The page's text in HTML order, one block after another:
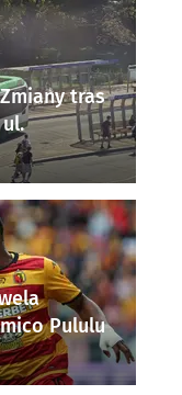
tras
Pululu